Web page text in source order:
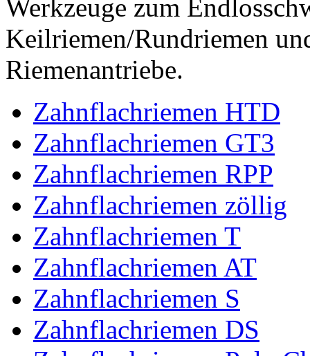
Werkzeuge zum
Keilriemen/Rundriemen
Riemenantriebe.
Zahnflachriemen HTD
Zahnflachriemen GT3
Zahnflachriemen RPP
Zahnflachriemen zöllig
Zahnflachriemen T
Zahnflachriemen AT
Zahnflachriemen S
Zahnflachriemen DS